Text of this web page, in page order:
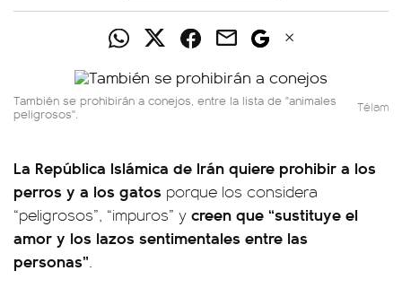
También se prohibirán a conejos, entre la lista de "animales
peligrosos". Télam
La República Islámica de Irán quiere prohibir a los
perros y a los gatos porque los considera
“peligrosos”, “impuros” y creen que “sustituye el
amor y los lazos sentimentales entre las
personas”.